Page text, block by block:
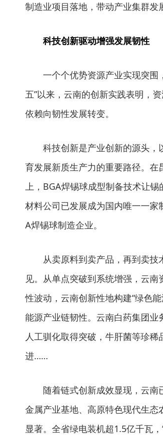
制造业项目落地，带动产业集群发
科技创新驱动增强发展韧性
一个个优势资源产业实现突围
五”以来，云南的创新实践表明，
依赖向韧性发展转变。
科技创新是产业创新的源头
育发展新质生产力的重要路径。
上，BGA焊锡球成型制备技术让锡
材料公司已发展成为国内唯一一
A焊锡球制造企业。
从卖原料到卖产品，再到卖
见。从单点突破到系统增强，云
性波动，云南创新性地构建“绿色
能源产业链韧性。云南白药集团
人工驯化取得突破，牛肝菌等珍
进……
随着链式创新成效显现，云
金属产业基地、高原特色现代生
显著。全省绿电装机超1.5亿千瓦